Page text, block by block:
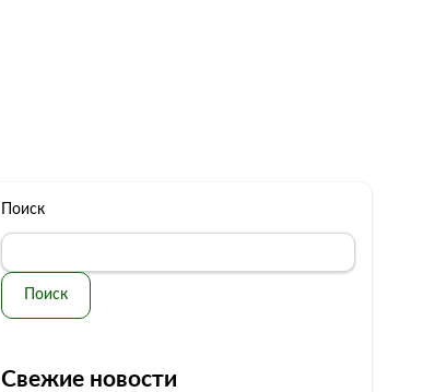
Поиск
Поиск
Свежие новости